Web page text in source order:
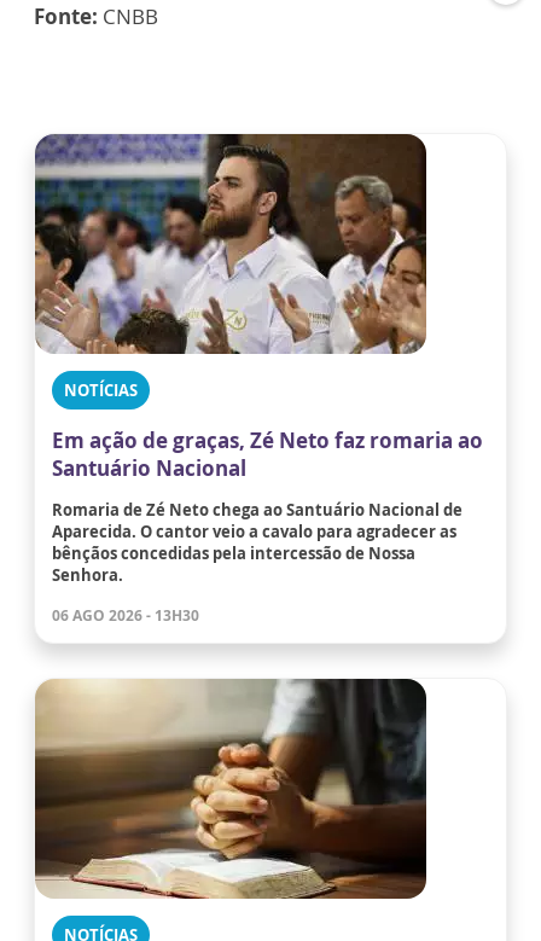
Fonte: CNBB
NOTÍCIAS
Em ação de graças, Zé Neto faz romaria ao
Santuário Nacional
Romaria de Zé Neto chega ao Santuário Nacional de
Aparecida. O cantor veio a cavalo para agradecer as
bênçãos concedidas pela intercessão de Nossa
Senhora.
06 AGO 2026 - 13H30
NOTÍCIAS